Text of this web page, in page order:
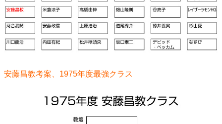
安藤昌教考案、1975年度最強クラス